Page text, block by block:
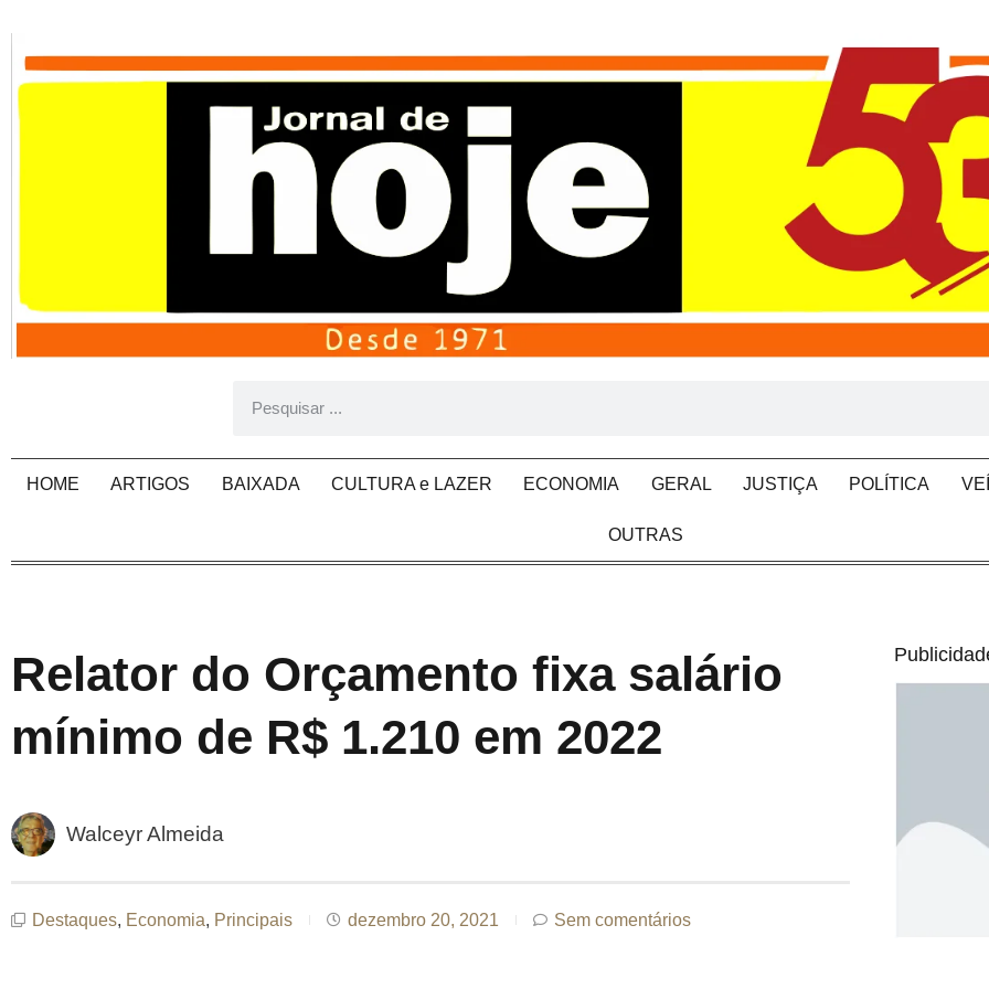
HOME ARTIGOS BAIXADA CULTURA e LAZER ECONOMIA GERAL JUSTIÇA POLÍTICA
OUTRAS
Relator do Orçamento fixa salário
mínimo de R$ 1.210 em 2022
Walceyr Almeida
Destaques, Economia, Principais dezembro 20, 2021 Sem comentários